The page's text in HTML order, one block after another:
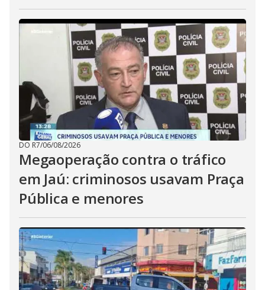
DO R7/06/08/2026
Megaoperação contra o tráfico
em Jaú: criminosos usavam Praça
Pública e menores